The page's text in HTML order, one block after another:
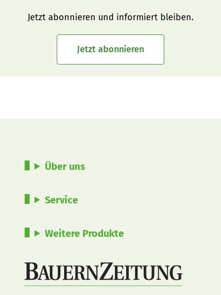
Jetzt abonnieren und informiert bleiben.
Jetzt abonnieren
Über uns
Service
Weitere Produkte